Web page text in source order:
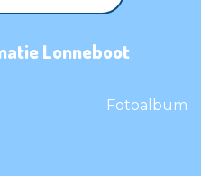
Lonneboot
Fotoalbum